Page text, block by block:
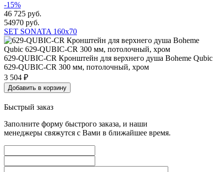
-15%
46 725 руб.
54970 руб.
SET SONATA 160x70
629-QUBIC-CR Кронштейн для верхнего душа Boheme Qubic
629-QUBIC-CR 300 мм, потолочный, хром
3 504 ₽
Добавить в корзину
Быстрый заказ
Заполните форму быстрого заказа, и наши
менеджеры свяжутся с Вами в ближайшее время.